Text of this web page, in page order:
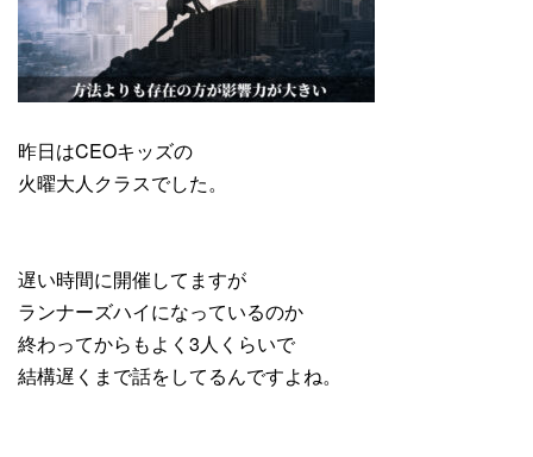
昨日はCEOキッズの
火曜大人クラスでした。
遅い時間に開催してますが
ランナーズハイになっているのか
終わってからもよく3人くらいで
結構遅くまで話をしてるんですよね。